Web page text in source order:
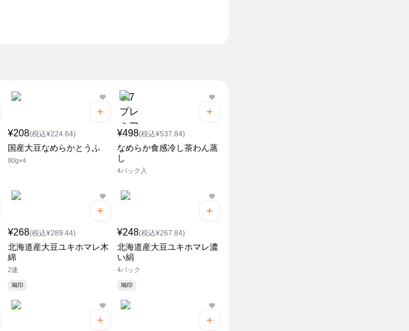
¥208(税込¥224.64)
国産大豆なめらかとうふ
80g×4
¥498(税込¥537.84)
なめらか食感冷し茶わん蒸
し
4パック入
¥268(税込¥289.44)
北海道産大豆ユキホマレ木
綿
2連
鳩印
¥248(税込¥267.84)
北海道産大豆ユキホマレ濃
い絹
4パック
鳩印